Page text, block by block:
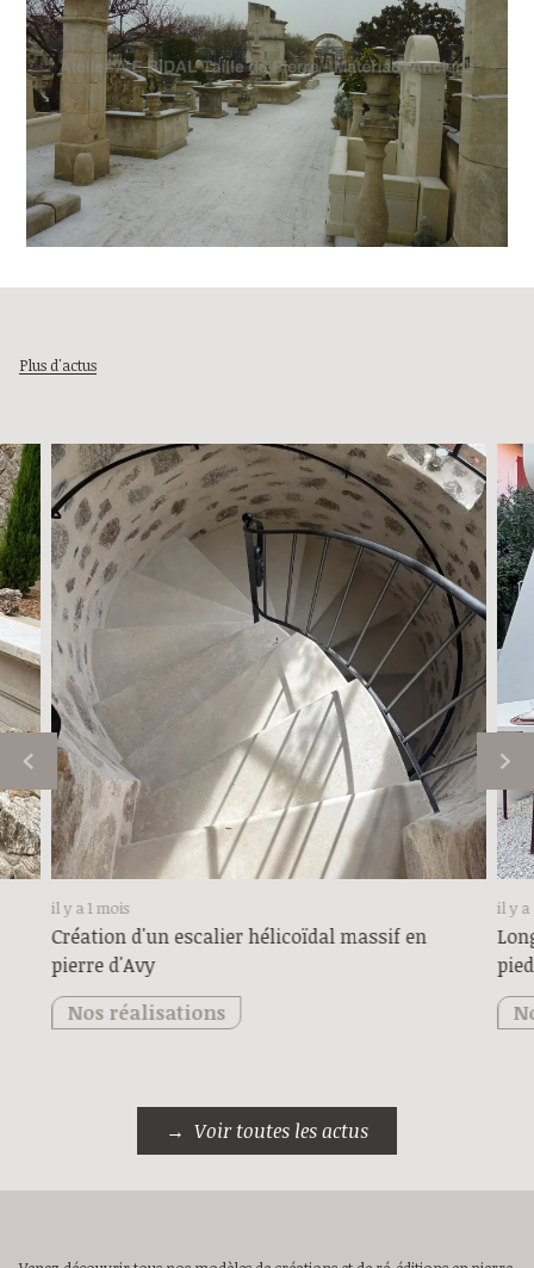
Plus d'actus
il y a 1 mois
Création d'un escalier hélicoïdal massif en
pierre d'Avy
Nos réalisations
il y a
Voir toutes les actus